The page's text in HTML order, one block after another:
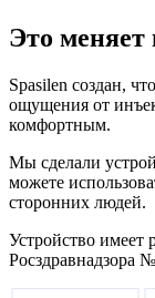
Это меняет
Spasilen создан,
ощущения от
комфортным.
Мы сделали
можете
сторонних людей.
Устройство имеет
Росздравнадзора